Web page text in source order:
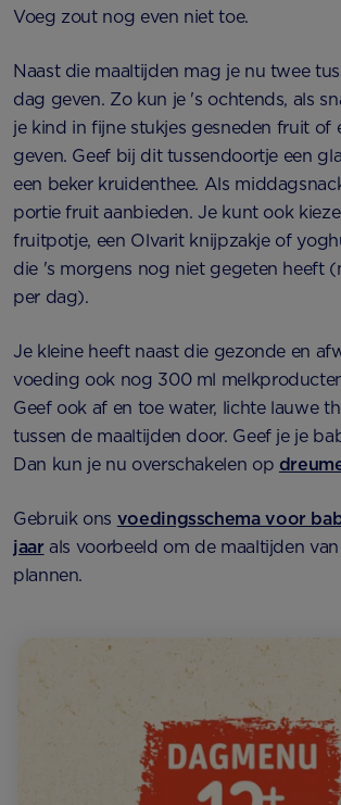
Voeg zout nog even niet toe.
Naast die maaltijden mag je nu twee
dag geven. Zo kun je 's ochtends, als
je kind in fijne stukjes gesneden fruit of
geven. Geef bij dit tussendoortje een
een beker kruidenthee. Als
portie fruit aanbieden. Je kunt ook
fruitpotje, een Olvarit knijpzakje of
die 's morgens nog niet gegeten heeft
per dag).
Je kleine heeft naast die gezonde en
voeding ook nog 300 ml
Geef ook af en toe water, lichte lauwe
tussen de maaltijden door. Geef je je
Dan kun je nu overschakelen op
Gebruik ons voedingsschema voor
jaar als voorbeeld om de maaltijden
plannen.